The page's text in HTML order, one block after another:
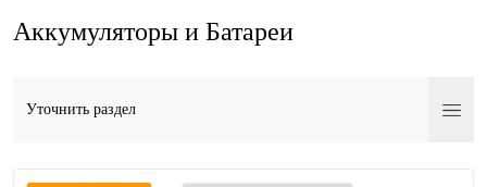
Аккумуляторы и Батареи
Уточнить раздел